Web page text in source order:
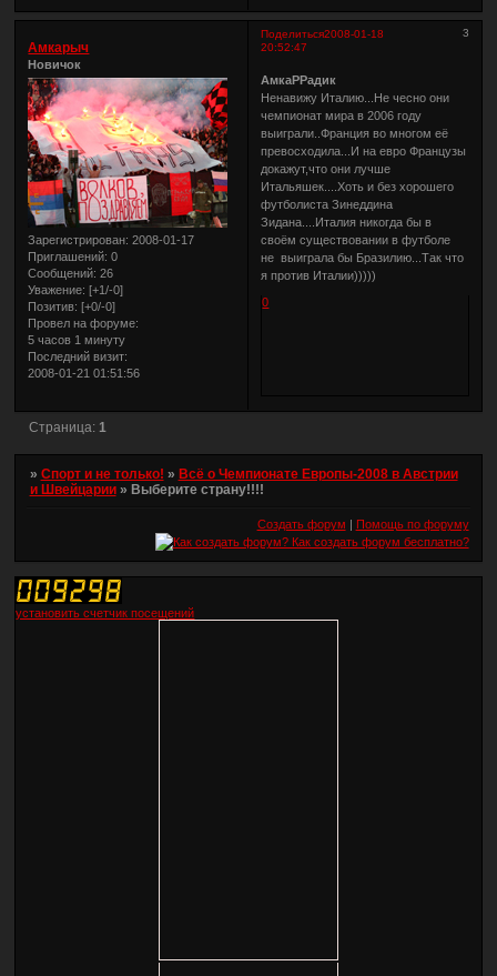
Поделиться 3
2008-01-18
20:52:47
Амкарыч
Новичок
Зарегистрирован: 2008-01-17
Приглашений: 0
Сообщений: 26
Уважение: [+1/-0]
Позитив: [+0/-0]
Провел на форуме:
5 часов 1 минуту
Последний визит:
2008-01-21 01:51:56
АмкаРРадик
Ненавижу Италию...Не чесно они
чемпионат мира в 2006 году
выиграли..Франция во многом её
превосходила...И на евро Французы
докажут,что они лучше
Итальяшек....Хоть и без хорошего
футболиста Зинеддина
Зидана....Италия никогда бы в
своём существовании в футболе
не выиграла бы Бразилию...Так что
я против Италии)))))
0
Страница: 1
» Спорт и не только! » Всё о Чемпионате Европы-2008 в Австрии
и Швейцарии » Выберите страну!!!!
Создать форум Помощь по форуму
установить счетчик посещений